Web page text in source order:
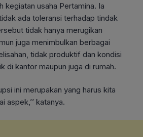
kegiatan usaha Pertamina. Ia
ada toleransi terhadap tindak
tidak hanya merugikan
juga menimbulkan berbagai
tidak produktif dan kondisi
di kantor maupun juga di rumah.
ini merupakan yang harus kita
aspek,’’ katanya.